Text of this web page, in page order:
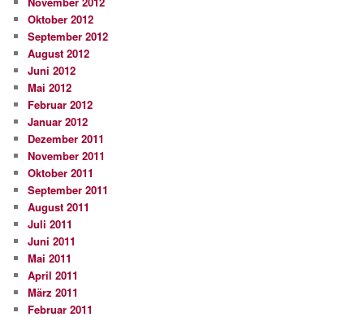
Oktober 2012
September 2012
August 2012
Juni 2012
Mai 2012
Februar 2012
Januar 2012
Dezember 2011
November 2011
Oktober 2011
September 2011
August 2011
Juli 2011
Juni 2011
Mai 2011
April 2011
März 2011
Februar 2011